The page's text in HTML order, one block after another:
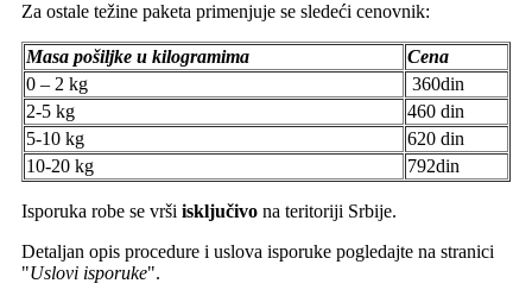
Za ostale težine paketa primenjuje se sledeći cenovnik:
Masa pošiljke u kilogramima
Cena
0 – 2 kg
360din
2-5 kg
460 din
5-10 kg
620 din
10-20 kg
792din
Isporuka robe se vrši isključivo na teritoriji Srbije.
Detaljan opis procedure i uslova isporuke pogledajte na stranici
"Uslovi isporuke".